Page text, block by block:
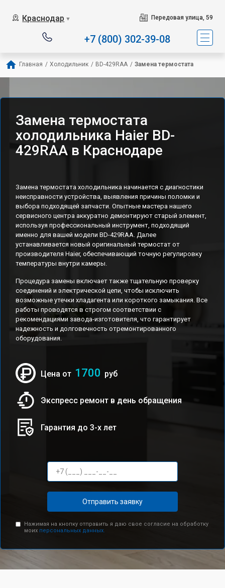
Краснодар ▼ Передовая улица, 59
+7 (800) 302-39-08
Главная / Холодильник / BD-429RAA / Замена термостата
Замена термостата
холодильника Haier BD-
429RAA в Краснодаре
Замена термостата холодильника начинается с диагностики
неисправности устройства, выявления причины поломки и
выбора подходящей запчасти. Опытные мастера нашего
сервисного центра аккуратно демонтируют старый элемент,
используя профессиональный инструмент, подходящий
именно для вашей модели BD-429RAA. Далее
устанавливается новый оригинальный термостат от
производителя Haier, обеспечивающий точную регулировку
температуры внутри камеры.
Процедура замены включает также тщательную проверку
соединений и электрической цепи, чтобы исключить
возможные утечки хладагента или короткого замыкания. Все
работы проводятся в строгом соответствии с
рекомендациями завода-изготовителя, что гарантирует
надежность и долговечность отремонтированного
оборудования.
Цена от 1700 руб
Экспресс ремонт в день обращения
Гарантия до 3-х лет
Отправить заявку
Нажимая на кнопку отправить я даю свое согласие на обработку
моих персональных данных.